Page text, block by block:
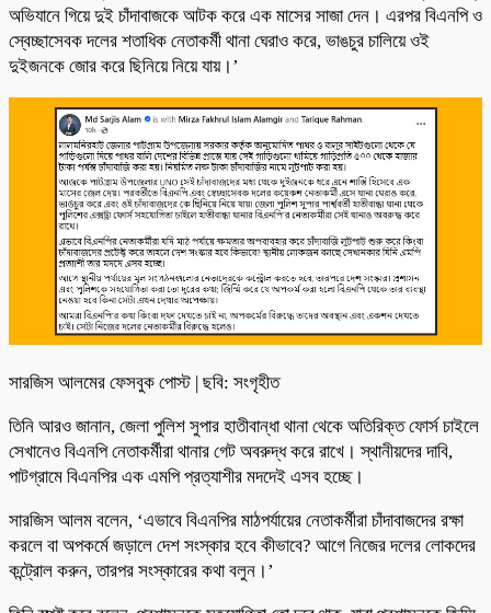
অভিযানে গিয়ে দুই চাঁদাবাজকে আটক করে এক মাসের সাজা দেন। এরপর বিএনপি ও
স্বেচ্ছাসেবক দলের শতাধিক নেতাকর্মী থানা ঘেরাও করে, ভাঙচুর চালিয়ে ওই
দুইজনকে জোর করে ছিনিয়ে নিয়ে যায়।’
সারজিস আলমের ফেসবুক পোস্ট | ছবি: সংগৃহীত
তিনি আরও জানান, জেলা পুলিশ সুপার হাতীবান্ধা থানা থেকে অতিরিক্ত ফোর্স চাইলে
সেখানেও বিএনপি নেতাকর্মীরা থানার গেট অবরুদ্ধ করে রাখে। স্থানীয়দের দাবি,
পাটগ্রামে বিএনপির এক এমপি প্রত্যাশীর মদদেই এসব হচ্ছে।
সারজিস আলম বলেন, ‘এভাবে বিএনপির মাঠপর্যায়ের নেতাকর্মীরা চাঁদাবাজদের রক্ষা
করলে বা অপকর্মে জড়ালে দেশ সংস্কার হবে কীভাবে? আগে নিজের দলের লোকদের
কন্ট্রোল করুন, তারপর সংস্কারের কথা বলুন।’